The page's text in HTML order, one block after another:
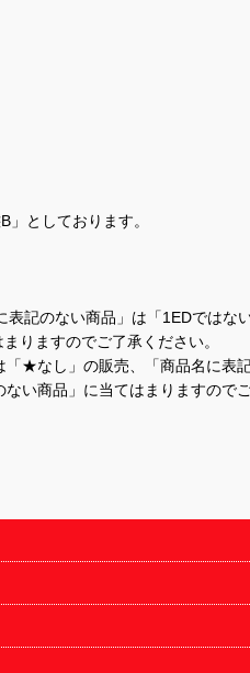
としております。
記のない商品」は「1EDではな
りますのでご了承ください。
★なし」の販売、「商品名に表
い商品」に当てはまりますのでご